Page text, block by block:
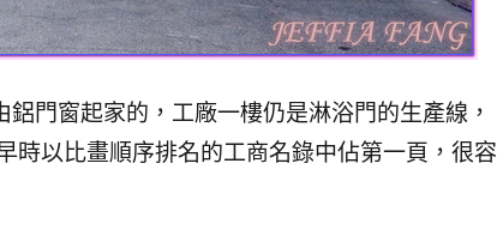
鋁門窗起家的，工廠一樓仍是淋浴門的生產線，
時以比畫順序排名的工商名錄中佔第一頁，很容